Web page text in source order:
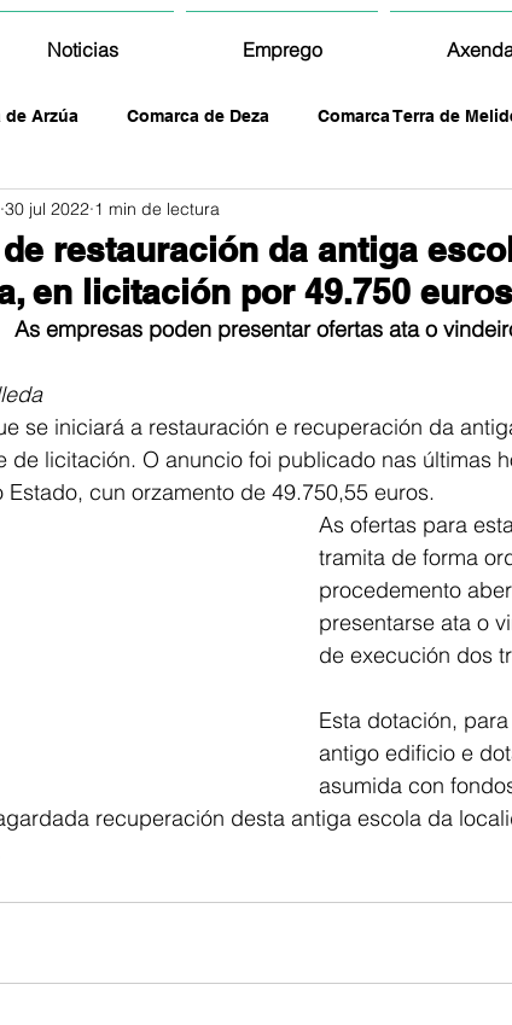
Noticias Emprego
de Arzúa Comarca de Deza Comarca Terra de
restauración da antiga
en licitación por 49.750 euros
30 jul 2022 1 min de lectura
As empresas poden presentar ofertas ata o
se iniciará a restauración e recuperación da
de licitación. O anuncio foi publicado nas últimas
cun orzamento de 49.750,55 euros.
As ofertas para
tramita de forma
procedemento
presentarse ata o
de execución dos
Esta dotación,
antigo edificio e
asumida con
recuperación desta antiga escola da